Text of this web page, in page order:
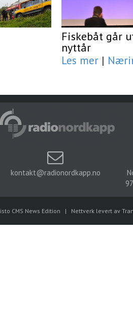
Fiskebåt går
nyttår
Les mer |
kontakt@radionordkapp.no
CMS News Edition | Nettverk levert av